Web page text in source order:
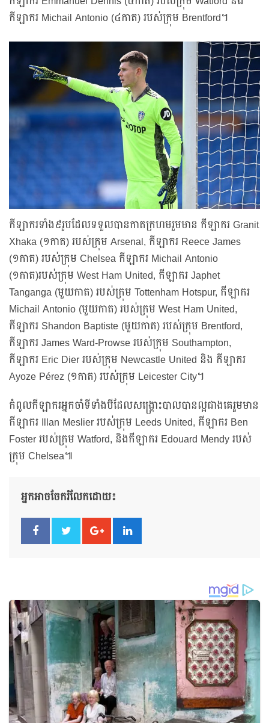
កីឡាករ Michail Antonio (៤កាត) របស់ក្រុម Brentford។
កីឡាករទាំង៩រូបដែលទទួលបានកាតក្រហមរួមមាន កីឡាករ Granit
Xhaka (១កាត) របស់ក្រុម Arsenal, កីឡាករ Reece James
(១កាត) របស់ក្រុម Chelsea កីឡាករ Michail Antonio
(១កាត)របស់ក្រុម West Ham United, កីឡាករ Japhet
Tanganga (មួយកាត) របស់ក្រុម Tottenham Hotspur, កីឡាករ
Michail Antonio (មួយកាត) របស់ក្រុម West Ham United,
កីឡាករ Shandon Baptiste (មួយកាត) របស់ក្រុម Brentford,
កីឡាករ James Ward-Prowse របស់ក្រុម Southampton,
កីឡាករ Eric Dier របស់ក្រុម Newcastle United និង កីឡាករ
Ayoze Pérez (១កាត) របស់ក្រុម Leicester City។
កំពូលកីឡាករអ្នកចាំទីទាំងបីដែលសង្រ្គោះបាលបានល្អជាងគេរួមមាន
កីឡាករ Illan Meslier របស់ក្រុម Leeds United, កីឡាករ Ben
Foster របស់ក្រុម Watford, និងកីឡាករ Edouard Mendy របស់
ក្រុម Chelsea៕
អ្នកអាចចែករំលែកដោយ៖